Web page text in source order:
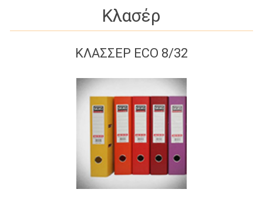
Κλασέρ
ΚΛΑΣΣΕΡ ECO 8/32